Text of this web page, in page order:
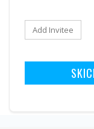
Add Invitee